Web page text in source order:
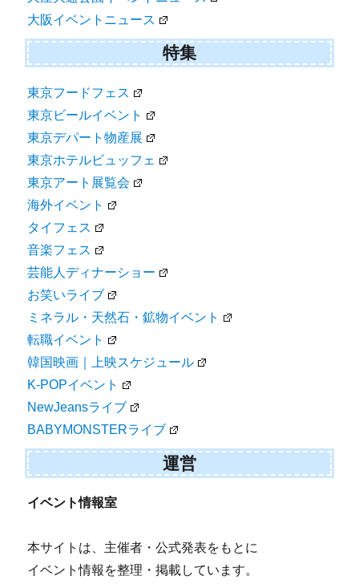
大阪イベントニュース
特集
東京フードフェス
東京ビールイベント
東京デパート物産展
東京ホテルビュッフェ
東京アート展覧会
海外イベント
タイフェス
音楽フェス
芸能人ディナーショー
お笑いライブ
ミネラル・天然石・鉱物イベント
転職イベント
韓国映画｜上映スケジュール
K-POPイベント
NewJeansライブ
BABYMONSTERライブ
運営
イベント情報室
本サイトは、主催者・公式発表をもとに
イベント情報を整理・掲載しています。